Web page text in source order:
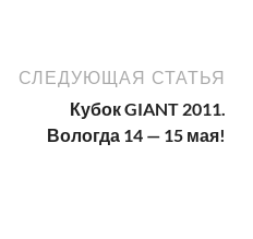
СЛЕДУЮЩАЯ СТАТЬЯ
Кубок GIANT 2011.
Вологда 14 — 15 мая!